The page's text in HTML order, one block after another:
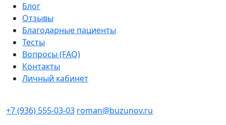
Блог
Отзывы
Благодарные пациенты
Тесты
Вопросы (FAQ)
Контакты
Личный кабинет
+7 (936) 555-03-03 roman@buzunov.ru